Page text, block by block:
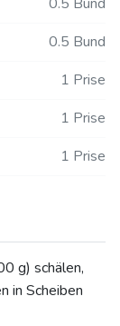
0.5 Bund
0.5 Bund
1 Prise
1 Prise
1 Prise
g) schälen,
in Scheiben